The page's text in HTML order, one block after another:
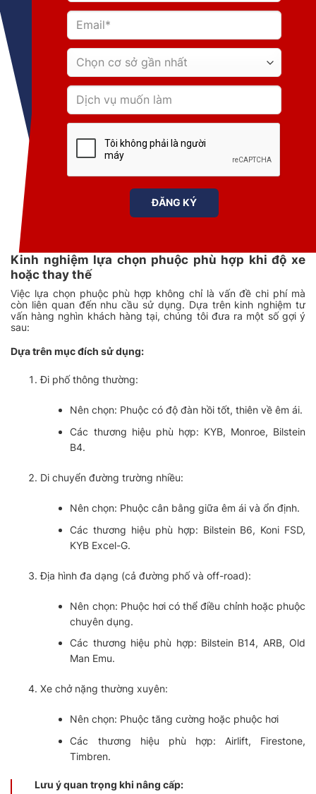
Kinh nghiệm lựa chọn phuộc phù hợp khi độ xe
hoặc thay thế
Việc lựa chọn phuộc phù hợp không chỉ là vấn đề chi phí mà
còn liên quan đến nhu cầu sử dụng. Dựa trên kinh nghiệm tư
vấn hàng nghìn khách hàng tại, chúng tôi đưa ra một số gợi ý
sau:
Dựa trên mục đích sử dụng:
Đi phố thông thường:
Nên chọn: Phuộc có độ đàn hồi tốt, thiên về êm ái.
Các thương hiệu phù hợp: KYB, Monroe, Bilstein
B4.
Di chuyển đường trường nhiều:
Nên chọn: Phuộc cân bằng giữa êm ái và ổn định.
Các thương hiệu phù hợp: Bilstein B6, Koni FSD,
KYB Excel-G.
Địa hình đa dạng (cả đường phố và off-road):
Nên chọn: Phuộc hơi có thể điều chỉnh hoặc phuộc
chuyên dụng.
Các thương hiệu phù hợp: Bilstein B14, ARB, Old
Man Emu.
Xe chở nặng thường xuyên:
Nên chọn: Phuộc tăng cường hoặc phuộc hơi
Các thương hiệu phù hợp: Airlift, Firestone,
Timbren.
Lưu ý quan trọng khi nâng cấp: